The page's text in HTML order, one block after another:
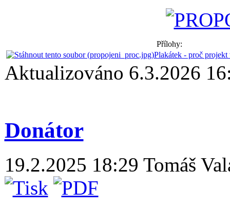
Přílohy:
Plakátek - proč projekt
Aktualizováno 6.3.2026
Donátor
19.2.2025 18:29 Tomáš